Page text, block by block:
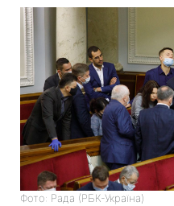
Фото: Рада (РБК-Україна)